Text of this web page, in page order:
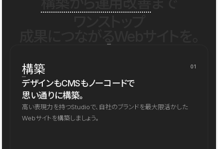
構築 01
デザインもCMSもノーコードで
思い通りに構築。
高い表現力を持つStudioで、自社のブランドを最大限活かした
Webサイトを構築しましょう。